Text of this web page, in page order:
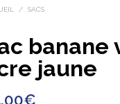
/ SACS
jaune
€